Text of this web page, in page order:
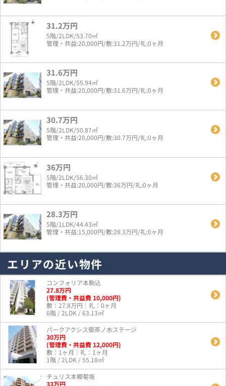
31.2万円
5階/2LDK/53.70㎡
管理・共益:20,000円/敷:31.2万円/礼:0ヶ月
31.6万円
5階/2LDK/55.94㎡
管理・共益:20,000円/敷:31.6万円/礼:0ヶ月
30.7万円
5階/2LDK/50.87㎡
管理・共益:20,000円/敷:30.7万円/礼:0ヶ月
36万円
5階/2LDK/56.30㎡
管理・共益:20,000円/敷:36万円/礼:0ヶ月
28.3万円
5階/1LDK/44.43㎡
管理・共益:15,000円/敷:28.3万円/礼:0ヶ月
エリアの近い物件
コンフォリア本駒込
27.8万円
(管理費・共益費 10,000円)
敷：27.8万円｜礼：0ヶ月
6階 / 2LDK / 63.13㎡
パークアクシス御茶ノ水ステージ
30万円
(管理費・共益費 12,000円)
敷：1ヶ月｜礼：1ヶ月
1階 / 2LDK / 55.18㎡
チュリス本郷菊坂
33万円